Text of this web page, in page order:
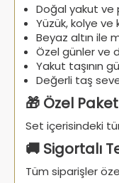
Doğal yakut ve
Yüzük, kolye
Beyaz altın ile
Özel günler ve
Yakut taşının
Değerli taş
🎁 Özel
Set içerisindeki
🚚 Sigortalı
Tüm siparişler